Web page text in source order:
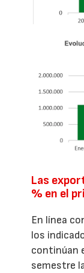
Las
% en el
En línea
los
continúan
semestre